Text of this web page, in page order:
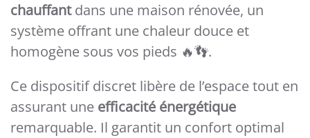
chauffantdans une maison rénovée, un
système offrant une chaleur douce et
homogène sous vos pieds 🔥👣.
Ce dispositif discret libère de l’espace tout en
assurant une efficacité énergétique
remarquable. Il garantit un confort optimal